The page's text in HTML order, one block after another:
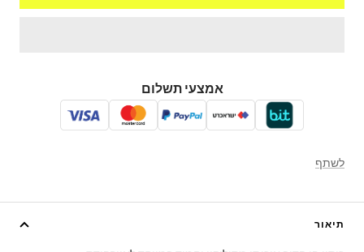
אמצעי תשלום
לשתף
תיאור